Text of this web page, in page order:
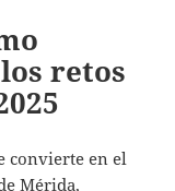
retos
convierte en el
Mérida,